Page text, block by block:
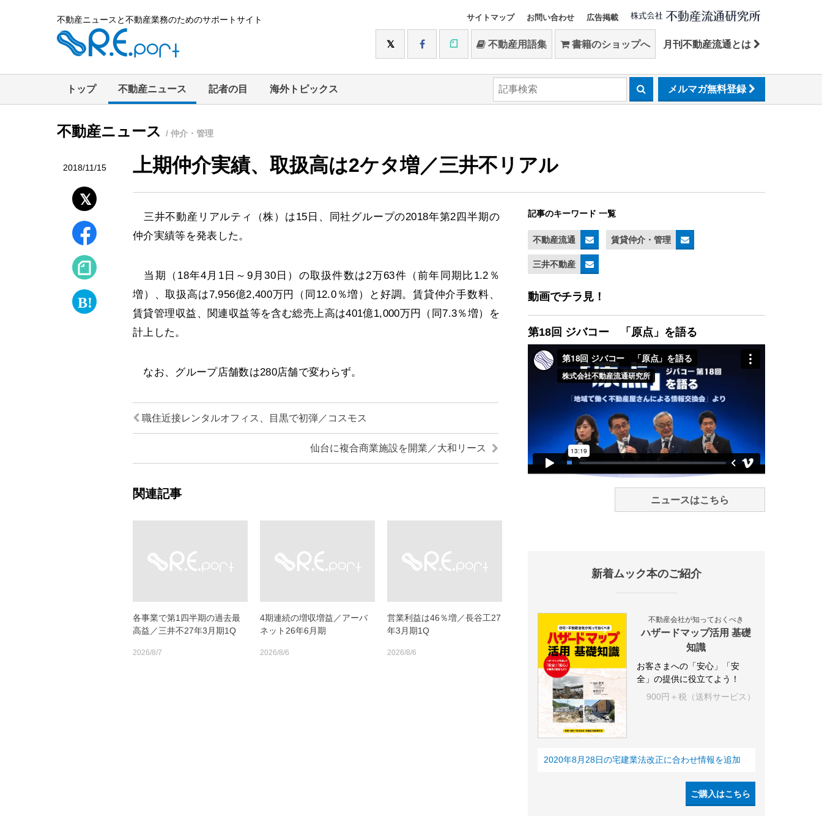
不動産ニュースと不動産業務のためのサポートサイト サイトマップ お問い合わせ 広告掲載
不動産用語集 書籍のショップへ 月刊不動産流通とは
トップ 不動産ニュース 記者の目 海外トピックス メルマガ無料登録
不動産ニュース / 仲介・管理
2018/11/15 上期仲介実績、取扱高は2ケタ増／三井不リアル
三井不動産リアルティ（株）は15日、同社グループの2018年第2四半期の
仲介実績等を発表した。
当期（18年4月1日～9月30日）の取扱件数は2万63件（前年同期比1.2％
増）、取扱高は7,956億2,400万円（同12.0％増）と好調。賃貸仲介手数料、
賃貸管理収益、関連収益等を含む総売上高は401億1,000万円（同7.3％増）を
計上した。
なお、グループ店舗数は280店舗で変わらず。
職住近接レンタルオフィス、目黒で初弾／コスモス
仙台に複合商業施設を開業／大和リース
関連記事
各事業で第1四半期の過去最
高益／三井不27年3月期1Q
2026/8/7
4期連続の増収増益／アーバ
ネット26年6月期
2026/8/6
営業利益は46％増／長谷工27
年3月期1Q
2026/8/6
記事のキーワード 一覧
不動産流通 賃貸仲介・管理
三井不動産
動画でチラ見！
第18回 ジバコー 「原点」を語る
ニュースはこちら
新着ムック本のご紹介
不動産会社が知っておくべき
ハザードマップ活用 基礎
知識
お客さまへの「安心」「安
全」の提供に役立てよう！
900円＋税（送料サービス）
2020年8月28日の宅建業法改正に合わせ情報を追加
ご購入はこちら